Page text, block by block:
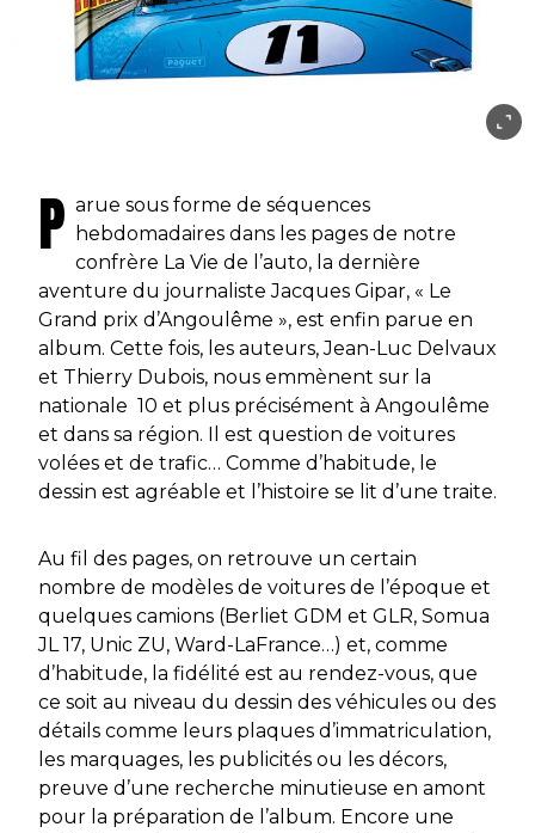
P arue sous forme de séquences
hebdomadaires dans les pages de notre
confrère La Vie de l’auto, la dernière
aventure du journaliste Jacques Gipar, « Le
Grand prix d’Angoulême », est enfin parue en
album. Cette fois, les auteurs, Jean-Luc Delvaux
et Thierry Dubois, nous emmènent sur la
nationale 10 et plus précisément à Angoulême
et dans sa région. Il est question de voitures
volées et de trafic… Comme d’habitude, le
dessin est agréable et l’histoire se lit d’une traite.
Au fil des pages, on retrouve un certain
nombre de modèles de voitures de l’époque et
quelques camions (Berliet GDM et GLR, Somua
JL 17, Unic ZU, Ward-LaFrance…) et, comme
d’habitude, la fidélité est au rendez-vous, que
ce soit au niveau du dessin des véhicules ou des
détails comme leurs plaques d’immatriculation,
les marquages, les publicités ou les décors,
preuve d’une recherche minutieuse en amont
pour la préparation de l’album. Encore une